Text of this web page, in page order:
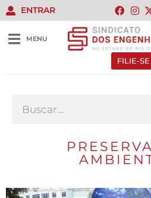
ENTRAR
MENU
FILIE-SE